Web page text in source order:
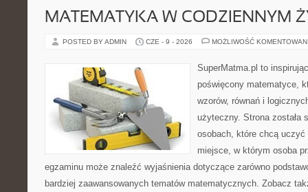
MATEMATYKA W CODZIENNYM
POSTED BY ADMIN CZE - 9 - 2026 MOŻLIWOŚĆ
SuperMatma.pl to
poświęcony matematyce,
wzorów, równań i
użyteczny. Strona została
osobach, które chcą
miejsce, w którym osoba
egzaminu może znaleźć wyjaśnienia dotyczące zarówno
bardziej zaawansowanych tematów matematycznych. Zobacz